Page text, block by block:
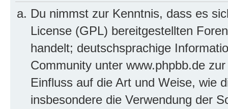
Du nimmst zur Kenntnis, dass es
License (GPL) bereitgestellten
handelt; deutschsprachige
Community unter www.phpbb.de
Einfluss auf die Art und Weise, wie
insbesondere die Verwendung der